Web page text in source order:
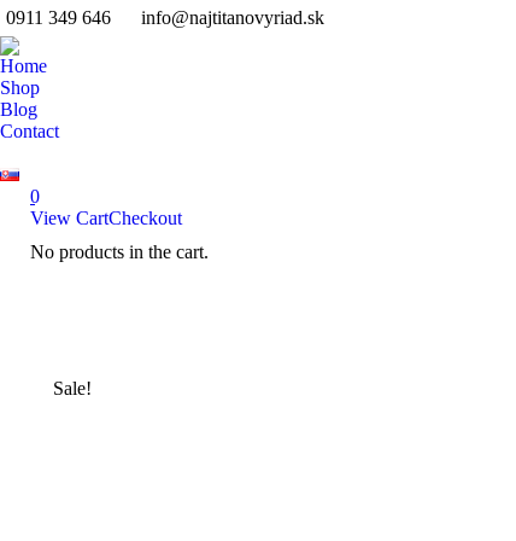
0911 349 646 info@najtitanovyriad.sk
Home
Shop
Blog
Contact
0
View CartCheckout
No products in the cart.
Sale!